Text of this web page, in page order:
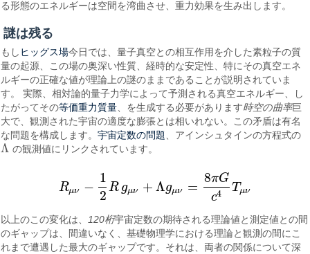
る形態のエネルギーは空間を湾曲させ、重力効果を生み出します。
謎は残る
もし ヒッグス場今日では、量子真空との相互作用を介した素粒子の質
量の起源、この場の奥深い性質、経時的な安定性、特にその真空エネ
ルギーの正確な値が理論上の謎のままであることが説明されていま
す。 実際、相対論的量子力学によって予測される真空エネルギー、し
たがってその等価重力質量 、を生成する必要があります時空の曲率巨
大で、観測された宇宙の適度な膨張とは相いれない。この矛盾は有名
な問題を構成します。宇宙定数の問題 、アインシュタインの方程式の
Λ
Λ の観測値にリンクされています。
Rμν −
1
2
R gμν + Λgμν =
8πG
c4
T μν
Rμν −12Rgμν +Λgμν=8 πG c4Tμν
以上のこの変化は、120桁宇宙定数の期待される理論値と測定値との間
のギャップは、間違いなく、基礎物理学における理論と観測の間にこ
れまで遭遇した最大のギャップです。それは、両者の関係について深